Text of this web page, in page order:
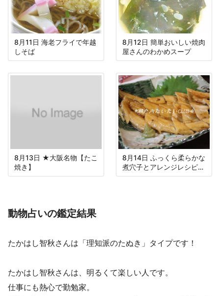
8月11日 海老フライで年越
しそば
8月12日 簡単おいしい焼肉
屋さんのわかめスープ
8月13日 ★大阪名物【たこ
焼き】
8月14日 ふっくら柔らかな
煮穴子とアレンジレシピ付
き
動物占いの鑑定結果
たかはし智秋さんは「理知派のたぬき」タイプです！
たかはし智秋さんは、明るくて楽しい人です。
仕事にも熱心で勤勉家。